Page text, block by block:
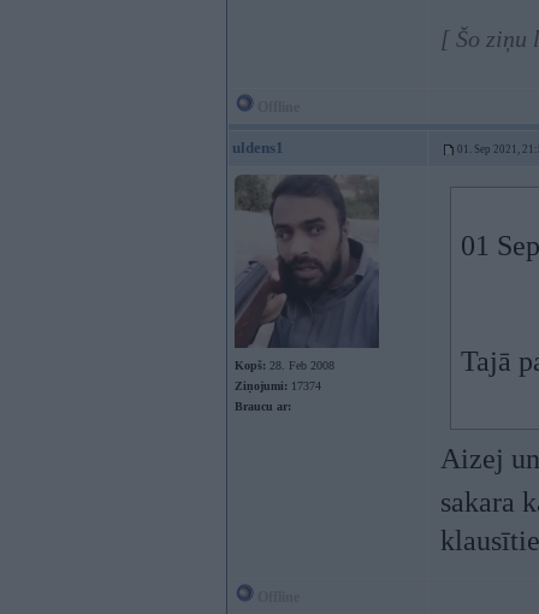
[ Šo ziņu
uldens1 01. Sep 2021,
Kopš: 28. Feb 2008
Ziņojumi: 17374
Braucu ar:
01
Tajā
Aizej
sakara